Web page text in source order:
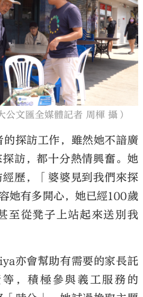
文匯全媒體記者 周楎 攝）
探訪工作，雖然她不諳廣
訪，都十分熱情興奮。她
歷，「婆婆見到我們來探
她有多開心，她已經100歲
至從凳子上站起來送別我
亦會幫助有需要的家長託
，積極參與義工服務的